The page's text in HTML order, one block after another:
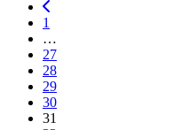
1
…
27
28
29
30
31